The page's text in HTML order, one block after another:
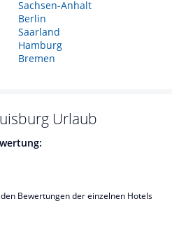
Sachsen-Anhalt
Berlin
Saarland
Hamburg
Bremen
Urlaub
Bewertungen der einzelnen Hotels